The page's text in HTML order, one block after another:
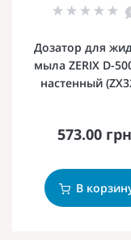
Дозатор для
мыла ZERIX D-
настенный
573.00
В